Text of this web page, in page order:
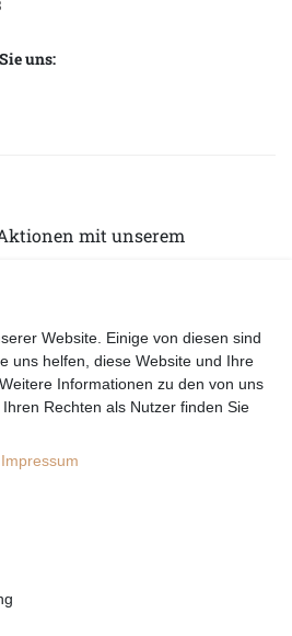
uns:
mit unserem
Datenschutzerklärung
Website. Einige von diesen sind
uns helfen, diese Website und Ihre
Informationen zu den von uns
Rechten als Nutzer finden Sie
Impressum